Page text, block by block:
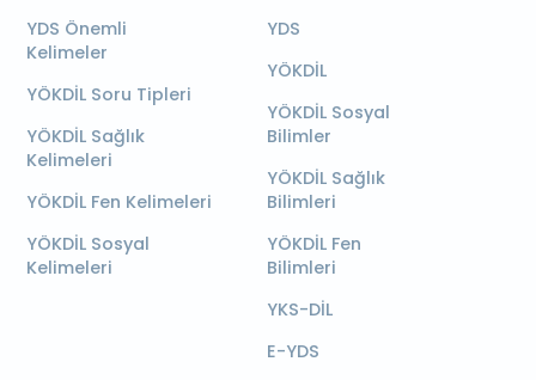
YDS Önemli
Kelimeler
YÖKDİL Soru Tipleri
YÖKDİL Sağlık
Kelimeleri
YÖKDİL Fen Kelimeleri
YÖKDİL Sosyal
Kelimeleri
YDS
YÖKDİL
YÖKDİL Sosyal
Bilimler
YÖKDİL Sağlık
Bilimleri
YÖKDİL Fen
Bilimleri
YKS-DİL
E-YDS